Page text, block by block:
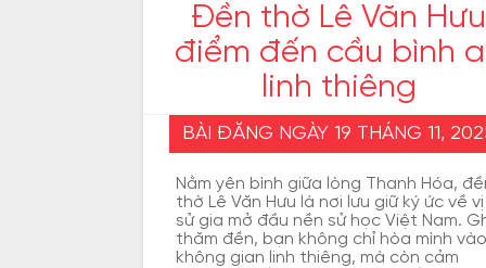
Điểm đến yêu thích Nghệ thuật
Ẩm thực Địa phương Địa điểm ăn uống
Về Thanh Hóa Đi đến Thanh Hóa
Di
Đền thờ Lê Văn Hưu
điểm đến cầu bình
linh thiêng
BÀI ĐĂNG NGÀY 19 THÁNG 11,
Nằm yên bình giữa lòng Thanh Hóa,
thờ Lê Văn Hưu là nơi lưu giữ ký ức về vị
sử gia mở đầu nền sử học Việt Nam.
thăm đền, bạn không chỉ hòa mình vào
không gian linh thiêng, mà còn cảm